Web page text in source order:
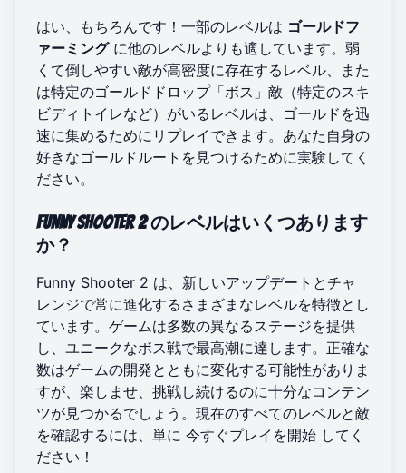
はい、もちろんです！一部のレベルは ゴールドフ
ァーミングに他のレベルよりも適しています。弱
くて倒しやすい敵が高密度に存在するレベル、また
は特定のゴールドドロップ「ボス」敵（特定のスキ
ビディトイレなど）がいるレベルは、ゴールドを迅
速に集めるためにリプレイできます。あなた自身の
好きなゴールドルートを見つけるために実験してく
ださい。
Funny Shooter 2 のレベルはいくつあります
か？
Funny Shooter 2 は、新しいアップデートとチャ
レンジで常に進化するさまざまなレベルを特徴とし
ています。ゲームは多数の異なるステージを提供
し、ユニークなボス戦で最高潮に達します。正確な
数はゲームの開発とともに変化する可能性がありま
すが、楽しませ、挑戦し続けるのに十分なコンテン
ツが見つかるでしょう。現在のすべてのレベルと敵
を確認するには、単に 今すぐプレイを開始 してく
ださい！